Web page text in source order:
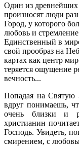
Один из древнейших
произносят люди
Город, у которого
любовь и
Единственный в
свой прообраз на
картах как центр
теряется ощущение
вечность...
Попадая на Святую
вдруг понимаешь,
очень близки и
христианин
Господь. Увидеть,
смирением, с